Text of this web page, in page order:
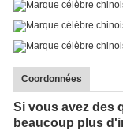
Coordonnées
Si vous avez des
beaucoup plus